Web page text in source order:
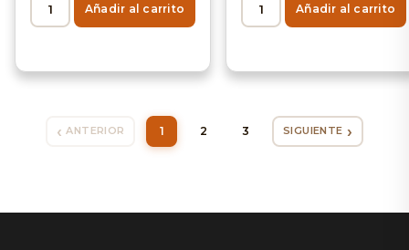
Añadir al carrito Añadir al carrito
ANTERIOR 1 2 3 SIGUIENTE